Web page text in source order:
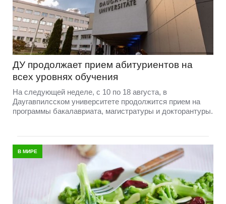
ДУ продолжает прием абитуриентов на
всех уровнях обучения
На следующей неделе, с 10 по 18 августа, в
Даугавпилсском университете продолжится прием на
программы бакалавриата, магистратуры и докторантуры.
В МИРЕ